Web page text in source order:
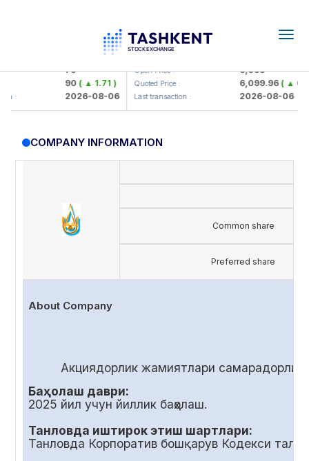
79
90( ▲ 1.71 )
2026-08-06
UZMK (<O'zmetkombinat> AJ)
Open Price : 6,099
Quoted Price : 6,099.96( ▲ 0.08
Last transaction : 2026-08-06
COMPANY INFORMATION
Common share
Preferred share
About Company
Акциядорлик жамиятлари
Баҳолаш даври:
2025 йил учун йиллик баҳолаш.
Танловда иштирок этиш шартлари:
Танловда Корпоратив бошқарув Кодекси